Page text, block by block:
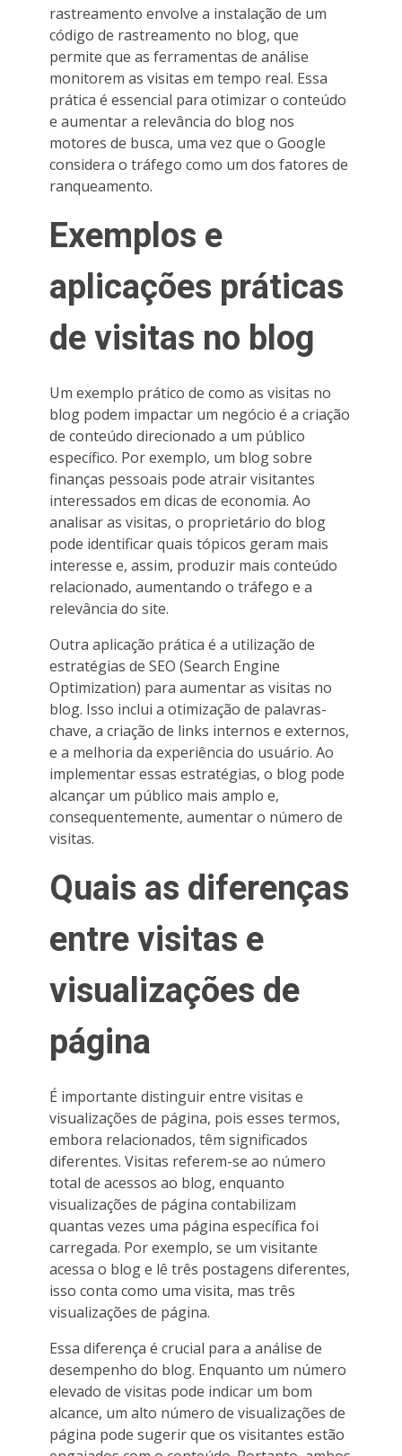
rastreamento envolve a instalação de um
código de rastreamento no blog, que
permite que as ferramentas de análise
monitorem as visitas em tempo real. Essa
prática é essencial para otimizar o conteúdo
e aumentar a relevância do blog nos
motores de busca, uma vez que o Google
considera o tráfego como um dos fatores de
ranqueamento.
Exemplos e
aplicações práticas
de visitas no blog
Um exemplo prático de como as visitas no
blog podem impactar um negócio é a criação
de conteúdo direcionado a um público
específico. Por exemplo, um blog sobre
finanças pessoais pode atrair visitantes
interessados em dicas de economia. Ao
analisar as visitas, o proprietário do blog
pode identificar quais tópicos geram mais
interesse e, assim, produzir mais conteúdo
relacionado, aumentando o tráfego e a
relevância do site.
Outra aplicação prática é a utilização de
estratégias de SEO (Search Engine
Optimization) para aumentar as visitas no
blog. Isso inclui a otimização de palavras-
chave, a criação de links internos e externos,
e a melhoria da experiência do usuário. Ao
implementar essas estratégias, o blog pode
alcançar um público mais amplo e,
consequentemente, aumentar o número de
visitas.
Quais as diferenças
entre visitas e
visualizações de
página
É importante distinguir entre visitas e
visualizações de página, pois esses termos,
embora relacionados, têm significados
diferentes. Visitas referem-se ao número
total de acessos ao blog, enquanto
visualizações de página contabilizam
quantas vezes uma página específica foi
carregada. Por exemplo, se um visitante
acessa o blog e lê três postagens diferentes,
isso conta como uma visita, mas três
visualizações de página.
Essa diferença é crucial para a análise de
desempenho do blog. Enquanto um número
elevado de visitas pode indicar um bom
alcance, um alto número de visualizações de
página pode sugerir que os visitantes estão